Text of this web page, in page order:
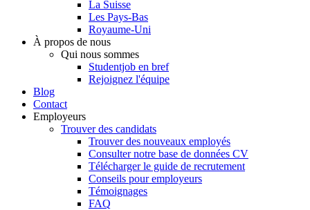
La Suisse
Les Pays-Bas
Royaume-Uni
À propos de nous
Qui nous sommes
Studentjob en bref
Rejoignez l'équipe
Blog
Contact
Employeurs
Trouver des candidats
Trouver des nouveaux employés
Consulter notre base de données CV
Télécharger le guide de recrutement
Conseils pour employeurs
Témoignages
FAQ